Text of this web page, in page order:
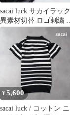
sacai luck サカイラック
異素材切替 ロゴ刺繍 ロ
ングTシャツ 黒
¥5,600
sacai luck / コットン ニ